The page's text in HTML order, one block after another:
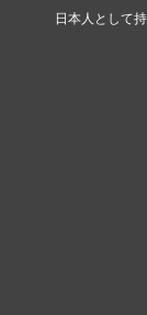
日本人として